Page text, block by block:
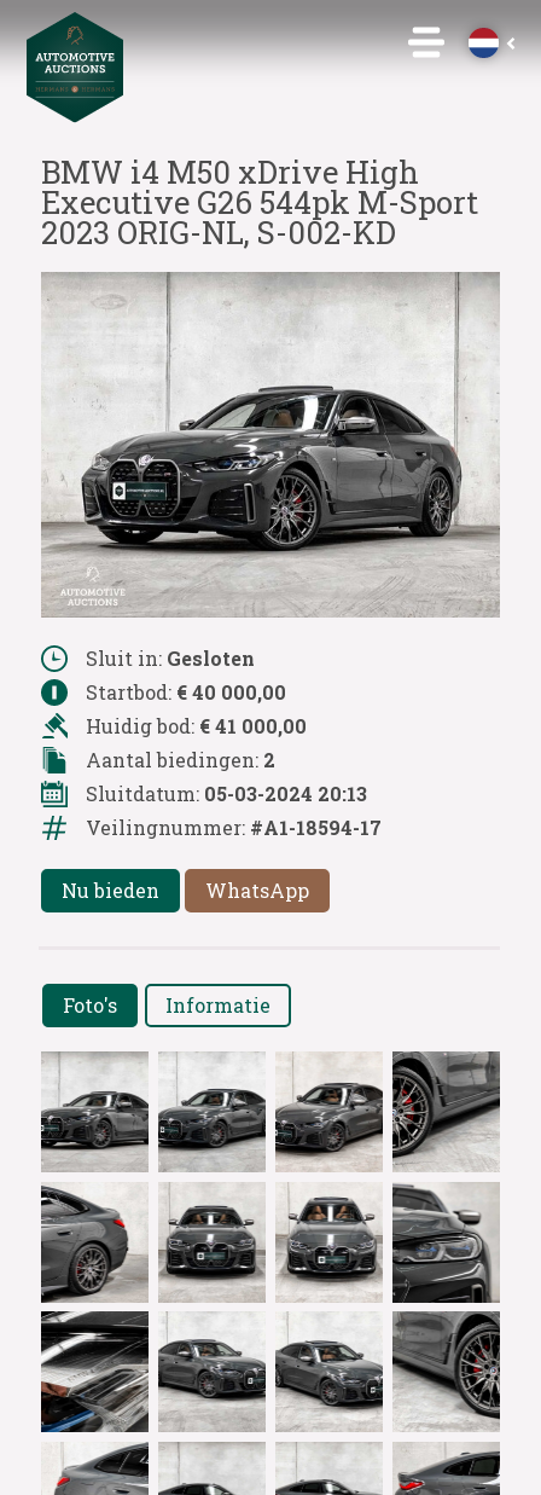
BMW i4 M50 xDrive High
Executive G26 544pk M-Sport
2023 ORIG-NL, S-002-KD
Sluit in: Gesloten
Startbod: € 40 000,00
Huidig bod: € 41 000,00
Aantal biedingen: 2
Sluitdatum: 05-03-2024 20:13
Veilingnummer: #A1-18594-17
Nu bieden WhatsApp
Foto's Informatie